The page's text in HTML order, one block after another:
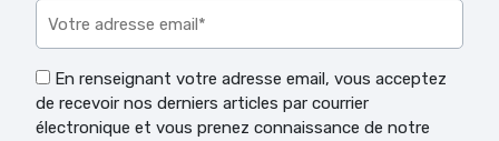
En renseignant votre adresse email, vous acceptez
de recevoir nos derniers articles par courrier
électronique et vous prenez connaissance de notre